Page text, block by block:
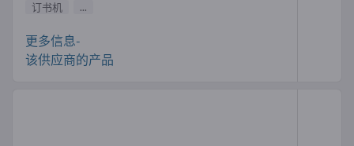
订书机
...
更多信息-
该供应商的产品